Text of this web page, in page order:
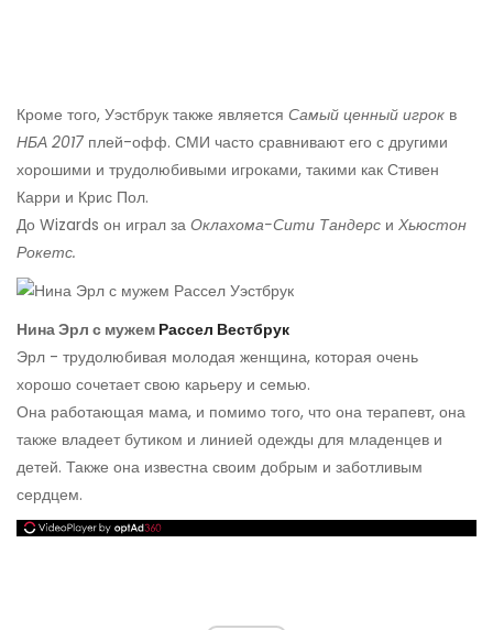
Кроме того, Уэстбрук также является Самый ценный игрок в
НБА 2017 плей-офф. СМИ часто сравнивают его с другими
хорошими и трудолюбивыми игроками, такими как Стивен
Карри и Крис Пол.
До Wizards он играл за Оклахома-Сити Тандерс и Хьюстон
Рокетс.
Нина Эрл с мужем Рассел Вестбрук
Эрл - трудолюбивая молодая женщина, которая очень
хорошо сочетает свою карьеру и семью.
Она работающая мама, и помимо того, что она терапевт, она
также владеет бутиком и линией одежды для младенцев и
детей. Также она известна своим добрым и заботливым
сердцем.